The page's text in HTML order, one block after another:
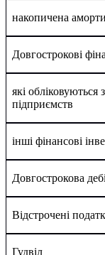
накопичена
Довгострокові
які обліковуються
підприємств
інші фінансові
Довгострокова
Відстрочені
Гудвіл